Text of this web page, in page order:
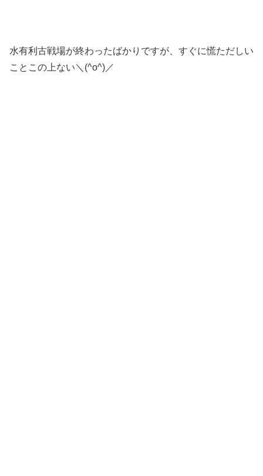
水有利古戦場が終わったばかりですが、すぐに慌ただしい
ことこの上ない＼(^o^)／